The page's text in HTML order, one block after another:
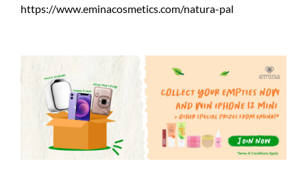
https://www.eminacosmetics.com/natura-pal